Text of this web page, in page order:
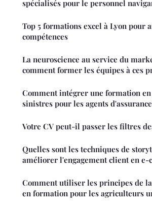
spécialisés pour le personnel
Top 5 formations excel à Lyon pour
compétences
La neuroscience au service du
comment former les équipes à ces
Comment intégrer une formation en
sinistres pour les agents
Votre CV peut-il passer les filtres
Quelles sont les techniques de
améliorer l'engagement client en e-
Comment utiliser les principes de
en formation pour les agriculteurs